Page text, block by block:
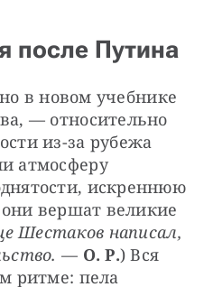
после Путина
в новом учебнике
— относительно
из-за рубежа
атмосферу
искреннюю
вершат великие
Шестаков написал,
— О. Р.) Вся
ритме: пела